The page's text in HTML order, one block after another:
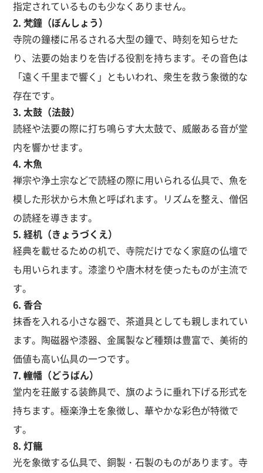
指定されているものも少なくありません。
2. 梵鐘（ぼんしょう）
寺院の鐘楼に吊るされる大型の鐘で、時刻を知らせた
り、法要の始まりを告げる役割を持ちます。その音色は
「遠く千里まで響く」ともいわれ、衆生を救う象徴的な
存在です。
3. 太鼓（法鼓）
読経や法要の際に打ち鳴らす大太鼓で、威厳ある音が堂
内を響かせます。
4. 木魚
禅宗や浄土宗などで読経の際に用いられる仏具で、魚を
模した形状から木魚と呼ばれます。リズムを整え、僧侶
の読経を導きます。
5. 経机（きょうづくえ）
経典を載せるための机で、寺院だけでなく家庭の仏壇で
も用いられます。漆塗りや唐木材を使ったものが主流で
す。
6. 香合
抹香を入れる小さな器で、茶道具としても親しまれてい
ます。陶磁器や漆器、金属製など種類は豊富で、美術的
価値も高い仏具の一つです。
7. 幢幡（どうばん）
堂内を荘厳する装飾具で、旗のように垂れ下げる形式を
持ちます。極楽浄土を象徴し、華やかな彩色が特徴で
す。
8. 灯籠
光を象徴する仏具で、銅製・石製のものがあります。寺